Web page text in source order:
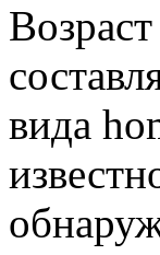
вида